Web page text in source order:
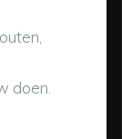
doen.